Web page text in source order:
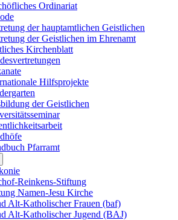
Ordinariat
der hauptamtlichen Geistlichen
der Geistlichen im Ehrenamt
Kirchenblatt
Hilfsprojekte
der Geistlichen
Pfarramt
Reinkens-Stiftung
Namen-Jesu Kirche
Alt-Katholischer Frauen (baf)
Alt-Katholischer Jugend (BAJ)